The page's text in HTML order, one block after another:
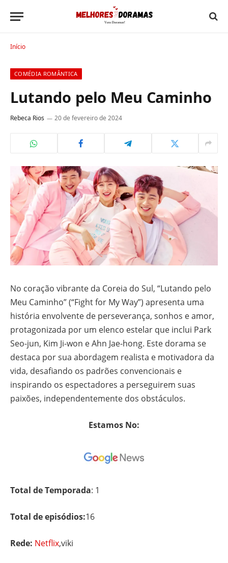
Início
COMÉDIA ROMÂNTICA
Lutando pelo Meu Caminho
Rebeca Rios 20 de fevereiro de 2024
No coração vibrante da Coreia do Sul, “Lutando pelo
Meu Caminho” (“Fight for My Way”) apresenta uma
história envolvente de perseverança, sonhos e amor,
protagonizada por um elenco estelar que inclui Park
Seo-jun, Kim Ji-won e Ahn Jae-hong. Este dorama se
destaca por sua abordagem realista e motivadora da
vida, desafiando os padrões convencionais e
inspirando os espectadores a perseguirem suas
paixões, independentemente dos obstáculos.
Estamos No:
Total de Temporada: 1
Total de episódios:16
Rede: Netflix,viki